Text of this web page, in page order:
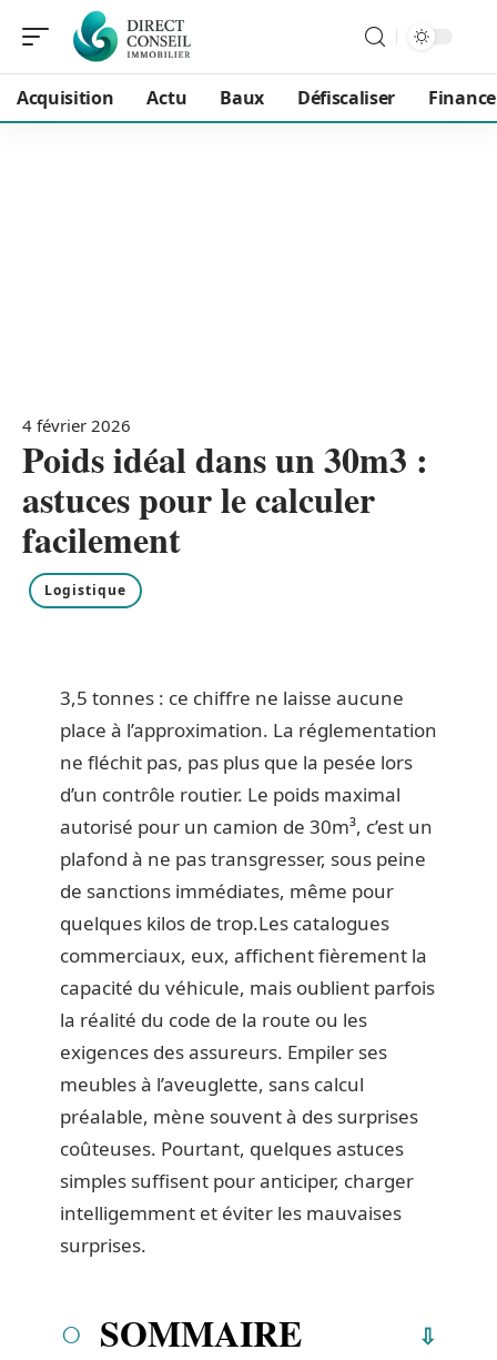
Acquisition Actu Baux Défiscaliser
4 février 2026
Poids idéal dans un 30m3 :
astuces pour le calculer
facilement
Logistique
3,5 tonnes : ce chiffre ne laisse aucune
place à l’approximation. La réglementation
ne fléchit pas, pas plus que la pesée lors
d’un contrôle routier. Le poids maximal
autorisé pour un camion de 30m³, c’est un
plafond à ne pas transgresser, sous peine
de sanctions immédiates, même pour
quelques kilos de trop.Les catalogues
commerciaux, eux, affichent fièrement la
capacité du véhicule, mais oublient parfois
la réalité du code de la route ou les
exigences des assureurs. Empiler ses
meubles à l’aveuglette, sans calcul
préalable, mène souvent à des surprises
coûteuses. Pourtant, quelques astuces
simples suffisent pour anticiper, charger
intelligemment et éviter les mauvaises
surprises.
SOMMAIRE